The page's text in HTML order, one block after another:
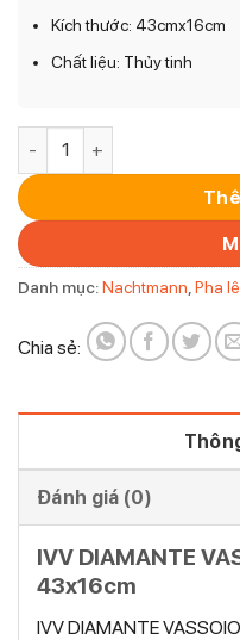
Kích thước: 43cmx16cm
Chất liệu: Thủy tinh
ĐĨA IVV DIAMANTE
Danh mục:Nachtmann Pha lê
Chia sẻ:
Đánh giá (0)
IVV DIAMANTE
43x16cm
IVV DIAMANTE